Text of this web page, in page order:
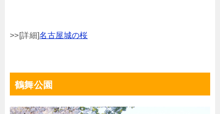
>>[詳細]名古屋城の桜
鶴舞公園